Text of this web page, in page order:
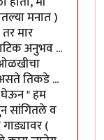
मनात )
मार
अनुभव ...
तिकडे ...
घेऊन " हम
सांगितले व
(